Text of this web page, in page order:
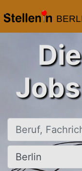
Beruf, Fachrichtung,
Ort, Stadt